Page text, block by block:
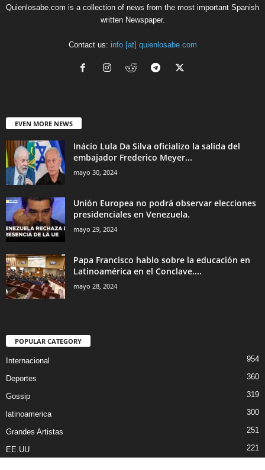
Quienlosabe.com is a collection of news from the most important Spanish
written Newspaper.
Contact us: info [at] quienlosabe.com
EVEN MORE NEWS
Inácio Lula Da Silva oficializo la salida del
embajador Frederico Meyer...
mayo 30, 2024
Unión Europea no podrá observar elecciones
presidenciales en Venezuela.
mayo 29, 2024
Papa Francisco hablo sobre la educación en
Latinoamérica en el Conclave....
mayo 28, 2024
POPULAR CATEGORY
Internacional 954
Deportes 360
Gossip 319
latinoamerica 300
Grandes Artistas 251
EE.UU 221